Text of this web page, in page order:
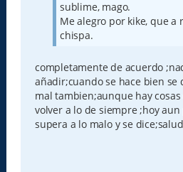
sublime, mago.
Me alegro por kike, que a
chispa.
completamente de acuerdo
añadir;cuando se hace bien se
mal tambien;aunque hay
volver a lo de siempre ;hoy
supera a lo malo y se